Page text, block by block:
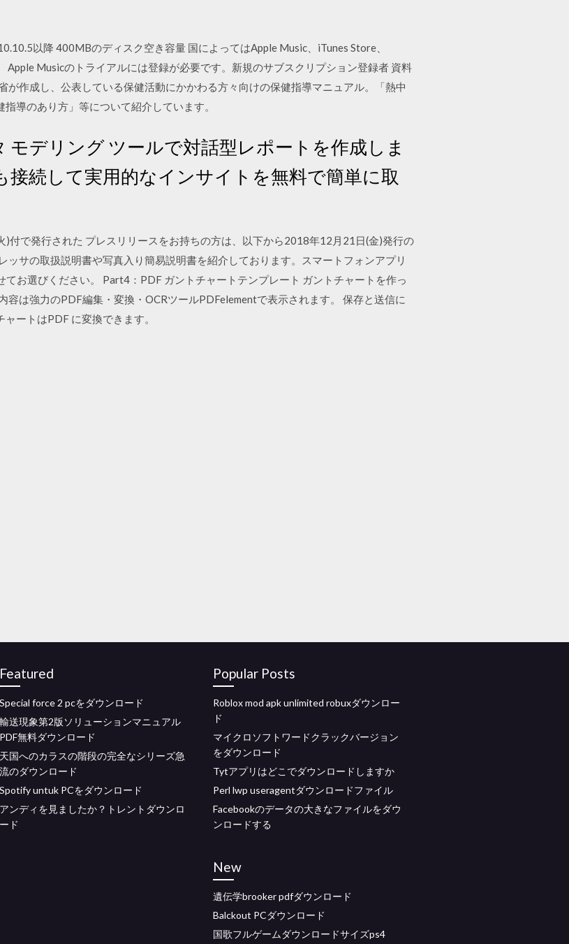
以降 400MBのディスク空き容量 国によってはApple Music、iTunes Store、
Apple Musicのトライアルには登録が必要です。新規のサブスクリプション登録者 資料
が作成し、公表している保健活動にかかわる方々向けの保健指導マニュアル。「熱中
導のあり方」等について紹介しています。
モデリング ツールで対話型レポートを作成しま
続して実用的なインサイトを無料で簡単に取
付で発行された プレスリリースをお持ちの方は、以下から2018年12月21日(金)発行の
ッサの取扱説明書や写真入り簡易説明書を紹介しております。スマートフォンアプリ
お選びください。 Part4：PDF ガントチャートテンプレート ガントチャートを作っ
容は強力のPDF編集・変換・OCRツールPDFelementで表示されます。 保存と送信に
ートはPDF に変換できます。
Featured
Special force 2 pcをダウンロード
輸送現象第2版ソリューションマニュアル
PDF無料ダウンロード
天国へのカラスの階段の完全なシリーズ急
流のダウンロード
Spotify untuk PCをダウンロード
アンディを見ましたか？トレントダウンロ
ード
Popular Posts
Roblox mod apk unlimited robuxダウンロー
ド
マイクロソフトワードクラックバージョン
をダウンロード
Tytアプリはどこでダウンロードしますか
Perl lwp useragentダウンロードファイル
Facebookのデータの大きなファイルをダウ
ンロードする
New
遺伝学brooker pdfダウンロード
Balckout PCダウンロード
国歌フルゲームダウンロードサイズps4